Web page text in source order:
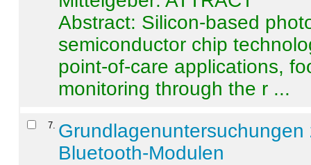
Abstract: Silicon-based
semiconductor chip
point-of-care applications,
monitoring through the r ...
7
Bluetooth-Modulen